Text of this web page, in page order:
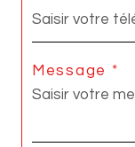
Message *